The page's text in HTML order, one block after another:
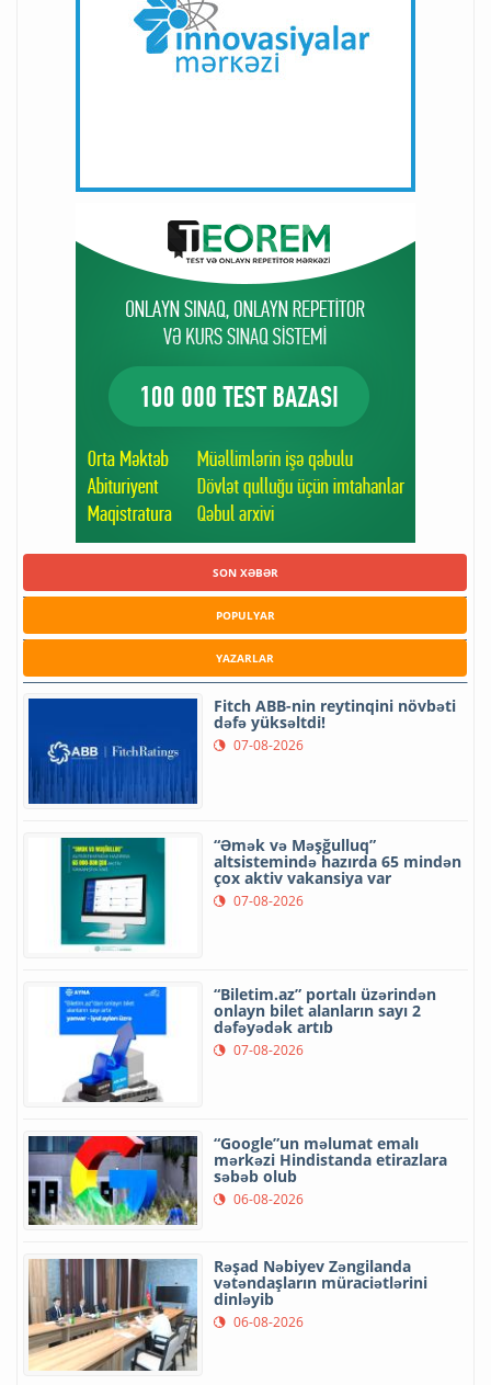
SON XƏBƏR
POPULYAR
YAZARLAR
Fitch ABB-nin reytinqini növbəti
dəfə yüksəltdi!
07-08-2026
“Əmək və Məşğulluq”
altsistemində hazırda 65 mindən
çox aktiv vakansiya var
07-08-2026
“Biletim.az” portalı üzərindən
onlayn bilet alanların sayı 2
dəfəyədək artıb
07-08-2026
“Google”un məlumat emalı
mərkəzi Hindistanda etirazlara
səbəb olub
06-08-2026
Rəşad Nəbiyev Zəngilanda
vətəndaşların müraciətlərini
dinləyib
06-08-2026